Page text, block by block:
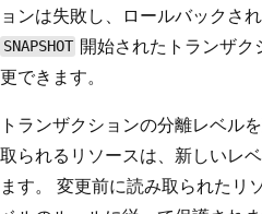
ョンは失敗し、ロールバックさ
SNAPSHOT 開始されたトランザ
更できます。
トランザクションの分離レベル
取られるリソースは、新しいレ
ます。 変更前に読み取られたリ